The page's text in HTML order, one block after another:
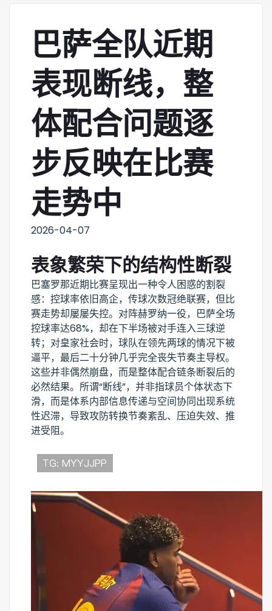
巴萨全队近期
表现断线，整
体配合问题逐
步反映在比赛
走势中
2026-04-07
表象繁荣下的结构性断裂
巴塞罗那近期比赛呈现出一种令人困惑的割裂
感：控球率依旧高企，传球次数冠绝联赛，但比
赛走势却屡屡失控。对阵赫罗纳一役，巴萨全场
控球率达68%，却在下半场被对手连入三球逆
转；对皇家社会时，球队在领先两球的情况下被
逼平，最后二十分钟几乎完全丧失节奏主导权。
这些并非偶然崩盘，而是整体配合链条断裂后的
必然结果。所谓“断线”，并非指球员个体状态下
滑，而是体系内部信息传递与空间协同出现系统
性迟滞，导致攻防转换节奏紊乱、压迫失效、推
进受阻。